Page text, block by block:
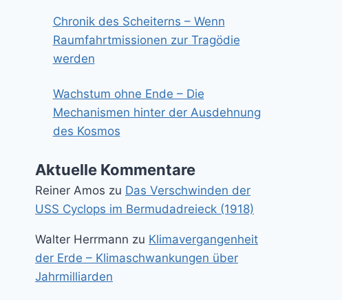
Chronik des Scheiterns – Wenn
Raumfahrtmissionen zur Tragödie
werden
Wachstum ohne Ende – Die
Mechanismen hinter der Ausdehnung
des Kosmos
Aktuelle Kommentare
Reiner Amos zu Das Verschwinden der
USS Cyclops im Bermudadreieck (1918)
Walter Herrmann zu Klimavergangenheit
der Erde – Klimaschwankungen über
Jahrmilliarden